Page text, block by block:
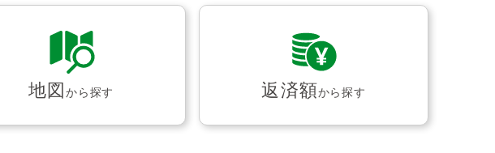
地図から探す 返済額から探す